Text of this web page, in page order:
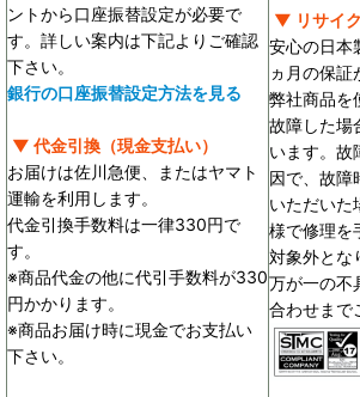
ントから口座振替設定が必要で
す。詳しい案内は下記よりご確認
下さい。
銀行の口座振替設定方法を見る
▼ 代金引換（現金支払い）
お届けは佐川急便、またはヤマト
運輸を利用します。
代金引換手数料は一律330円で
す。
※商品代金の他に代引手数料が330
円かかります。
※商品お届け時に現金でお支払い
下さい。
▼ リサイ
安心の日本
ヵ月の保証
弊社商品を
故障した場
います。故
因で、故障
いただいた
様で修理を
対象外とな
万が一の不
合わせまで